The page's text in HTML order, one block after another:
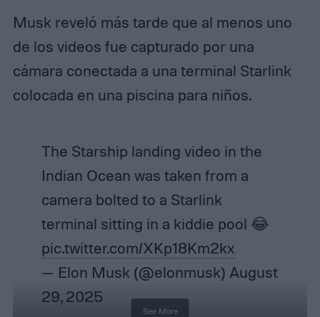
Musk reveló más tarde que al menos uno
de los videos fue capturado por una
cámara conectada a una terminal Starlink
colocada en una piscina para niños.
The Starship landing video in the
Indian Ocean was taken from a
camera bolted to a Starlink
terminal sitting in a kiddie pool 😂
pic.twitter.com/XKp18Km2kx
— Elon Musk (@elonmusk) August
29, 2025
See More